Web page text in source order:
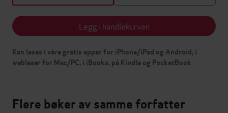
Legg i handlekurven
Kan leses i våre gratis apper for iPhone/iPad og Android, i
webleser for Mac/PC, i iBooks, på Kindle og PocketBook
Flere bøker av samme forfatter